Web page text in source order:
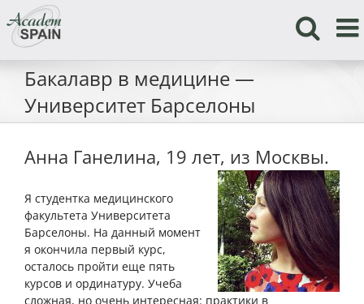
to
content
Бакалавр в медицине —
Университет Барселоны
Анна Ганелина, 19 лет, из Москвы.
Я студентка медицинского
факультета Университета
Барселоны. На данный момент
я окончила первый курс,
осталось пройти еще пять
курсов и ординатуру. Учеба
сложная, но очень интересная: практики в